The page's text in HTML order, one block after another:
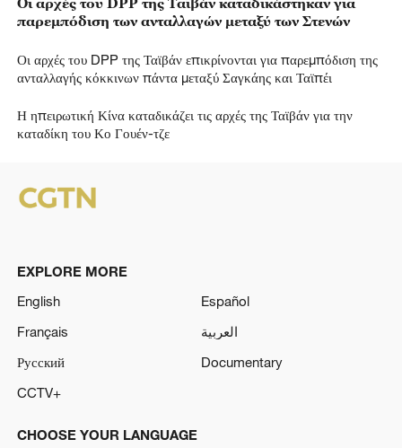
παρεμπόδιση των ανταλλαγών μεταξύ των Στενών
Οι αρχές του DPP της Ταϊβάν επικρίνονται για παρεμπόδιση της
ανταλλαγής κόκκινων πάντα μεταξύ Σαγκάης και Ταϊπέι
Η ηπειρωτική Κίνα καταδικάζει τις αρχές της Ταϊβάν για την
καταδίκη του Κο Γουέν-τζε
EXPLORE MORE
English
Español
Français
العربية
Русский
Documentary
CCTV+
CHOOSE YOUR LANGUAGE